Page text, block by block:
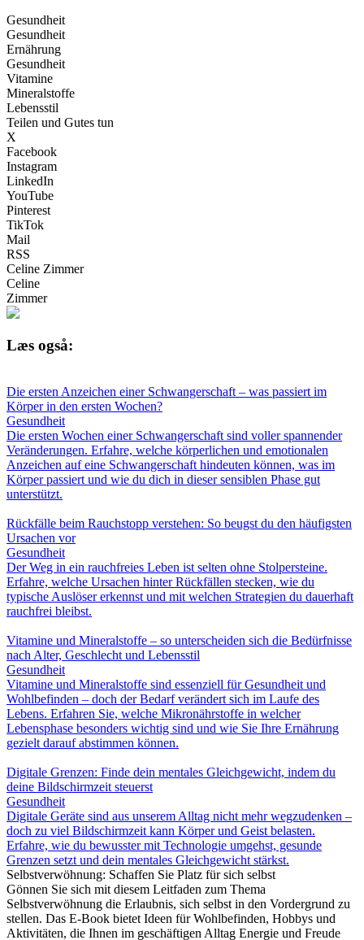
Gesundheit
Gesundheit
Ernährung
Gesundheit
Vitamine
Mineralstoffe
Lebensstil
Teilen und Gutes tun
X
Facebook
Instagram
LinkedIn
YouTube
Pinterest
TikTok
Mail
RSS
Celine Zimmer
Celine
Zimmer
Læs også:
Die ersten Anzeichen einer Schwangerschaft – was passiert im
Körper in den ersten Wochen?
Gesundheit
Die ersten Wochen einer Schwangerschaft sind voller spannender
Veränderungen. Erfahre, welche körperlichen und emotionalen
Anzeichen auf eine Schwangerschaft hindeuten können, was im
Körper passiert und wie du dich in dieser sensiblen Phase gut
unterstützt.
Rückfälle beim Rauchstopp verstehen: So beugst du den häufigsten
Ursachen vor
Gesundheit
Der Weg in ein rauchfreies Leben ist selten ohne Stolpersteine.
Erfahre, welche Ursachen hinter Rückfällen stecken, wie du
typische Auslöser erkennst und mit welchen Strategien du dauerhaft
rauchfrei bleibst.
Vitamine und Mineralstoffe – so unterscheiden sich die Bedürfnisse
nach Alter, Geschlecht und Lebensstil
Gesundheit
Vitamine und Mineralstoffe sind essenziell für Gesundheit und
Wohlbefinden – doch der Bedarf verändert sich im Laufe des
Lebens. Erfahren Sie, welche Mikronährstoffe in welcher
Lebensphase besonders wichtig sind und wie Sie Ihre Ernährung
gezielt darauf abstimmen können.
Digitale Grenzen: Finde dein mentales Gleichgewicht, indem du
deine Bildschirmzeit steuerst
Gesundheit
Digitale Geräte sind aus unserem Alltag nicht mehr wegzudenken –
doch zu viel Bildschirmzeit kann Körper und Geist belasten.
Erfahre, wie du bewusster mit Technologie umgehst, gesunde
Grenzen setzt und dein mentales Gleichgewicht stärkst.
Selbstverwöhnung: Schaffen Sie Platz für sich selbst
Gönnen Sie sich mit diesem Leitfaden zum Thema
Selbstverwöhnung die Erlaubnis, sich selbst in den Vordergrund zu
stellen. Das E-Book bietet Ideen für Wohlbefinden, Hobbys und
Aktivitäten, die Ihnen im geschäftigen Alltag Energie und Freude